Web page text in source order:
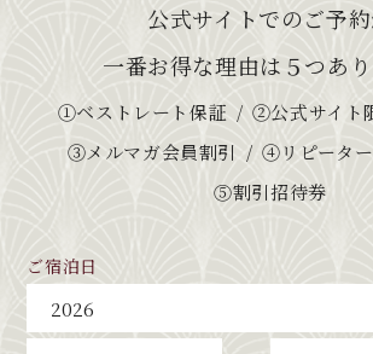
公式サイトでのご予
一番お得な理由は５つあり
①ベストレート保証
②公式サイト
③メルマガ会員割引
④リピータ
⑤割引招待券
ご宿泊日